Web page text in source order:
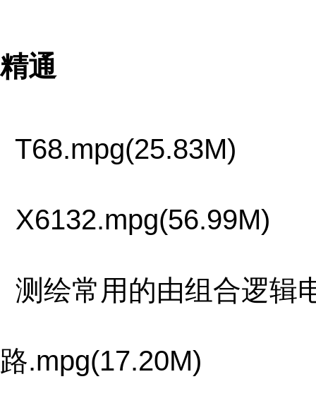
精通
T68.mpg(25.83M)
X6132.mpg(56.99M)
测绘常用的由组合逻辑
路.mpg(17.20M)